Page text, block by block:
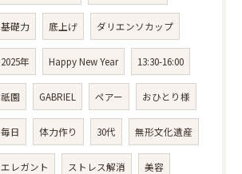
基礎力 底上げ ダリエンソカップ
2025年 Happy New Year 13:30-16:00
祇園 GABRIEL ペアー おひとり様
毎日 体力作り 30代 無形文化遺産
エレガント ストレス解消 美容